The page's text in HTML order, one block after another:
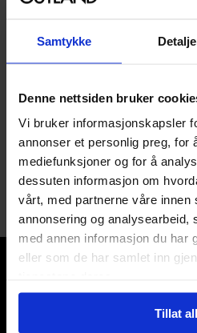
Samtykke
Denne nettsiden bruker
Vi bruker informasjonskapsler
annonser et personlig preg, for
mediefunksjoner og for å
dessuten informasjon om
vårt, med partnerne våre innen
annonsering og analysearbeid,
med annen informasjon du har
eller som de har samlet inn
Tillat
Format
Utgiver